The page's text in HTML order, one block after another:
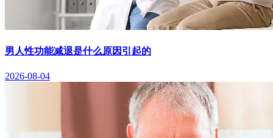
男人性功能减退是什么原因引起的
2026-08-04